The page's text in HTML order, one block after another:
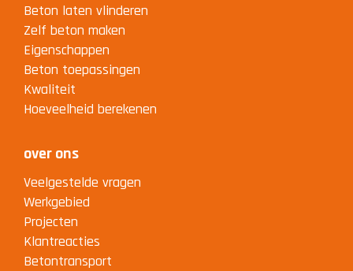
Beton laten vlinderen
Zelf beton maken
Eigenschappen
Beton toepassingen
Kwaliteit
Hoeveelheid berekenen
over ons
Veelgestelde vragen
Werkgebied
Projecten
Klantreacties
Betontransport